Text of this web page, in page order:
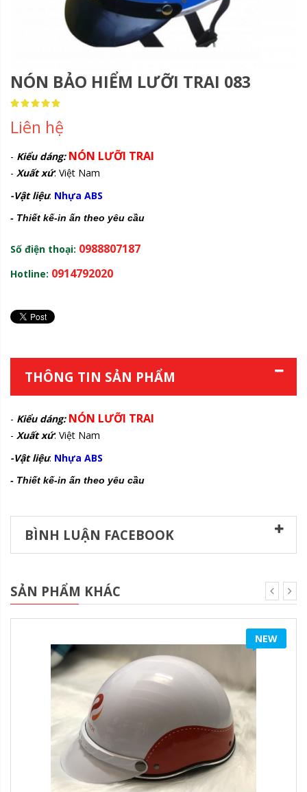
NÓN BẢO HIỂM LƯỠI TRAI 083
Rating:
100
% of100
Liên hệ
- Kiểu dáng: NÓN LƯỠI TRAI
- Xuất xứ: Việt Nam
-Vật liệu: Nhựa ABS
- Thiết kế-in ấn theo yêu cầu
Số điện thoại: 0988807187
Hotline: 0914792020
THÔNG TIN SẢN PHẨM
- Kiểu dáng: NÓN LƯỠI TRAI
- Xuất xứ: Việt Nam
-Vật liệu: Nhựa ABS
- Thiết kế-in ấn theo yêu cầu
BÌNH LUẬN FACEBOOK
SẢN PHẨM KHÁC
NEW